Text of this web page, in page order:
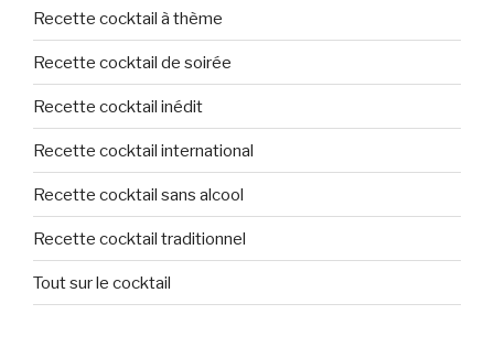
Recette cocktail à thème
Recette cocktail de soirée
Recette cocktail inédit
Recette cocktail international
Recette cocktail sans alcool
Recette cocktail traditionnel
Tout sur le cocktail